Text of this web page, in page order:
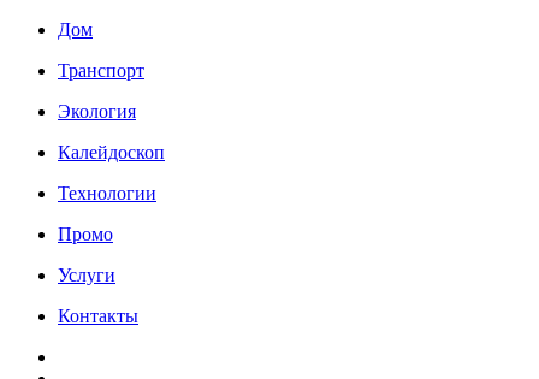
Дом
Транспорт
Экология
Калейдоскоп
Технологии
Промо
Услуги
Контакты